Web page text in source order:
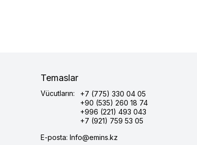
+7 (775) 330 04 05
+90 (535) 260 18 74
+996 (221) 493 043
+7 (921) 759 53 05
E-posta: Info@emins.kz
Vücutların:
Temaslar